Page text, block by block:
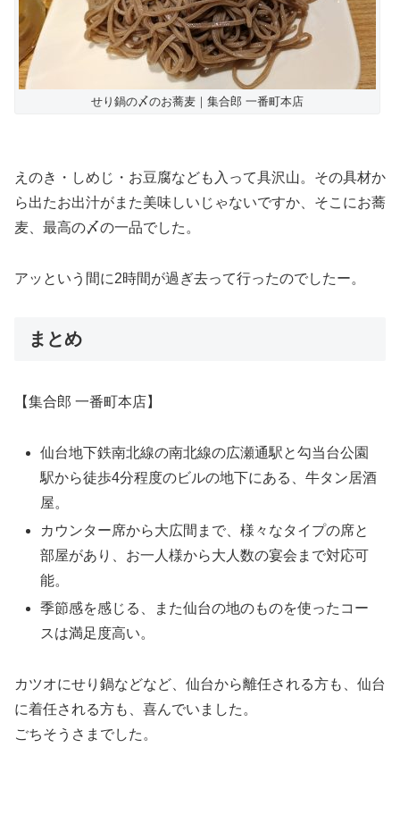
せり鍋の〆のお蕎麦｜集合郎 一番町本店
えのき・しめじ・お豆腐なども入って具沢山。その具材か
ら出たお出汁がまた美味しいじゃないですか、そこにお蕎
麦、最高の〆の一品でした。
アッという間に2時間が過ぎ去って行ったのでしたー。
まとめ
【集合郎 一番町本店】
仙台地下鉄南北線の南北線の広瀬通駅と勾当台公園
駅から徒歩4分程度のビルの地下にある、牛タン居酒
屋。
カウンター席から大広間まで、様々なタイプの席と
部屋があり、お一人様から大人数の宴会まで対応可
能。
季節感を感じる、また仙台の地のものを使ったコー
スは満足度高い。
カツオにせり鍋などなど、仙台から離任される方も、仙台
に着任される方も、喜んでいました。
ごちそうさまでした。